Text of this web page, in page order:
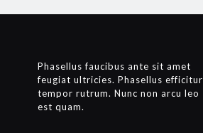
Phasellus faucibus ante sit amet
feugiat ultricies. Phasellus efficitur
tempor rutrum. Nunc non arcu leo
est quam.